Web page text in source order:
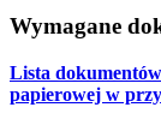
Wymagane
Lista
papierowej w